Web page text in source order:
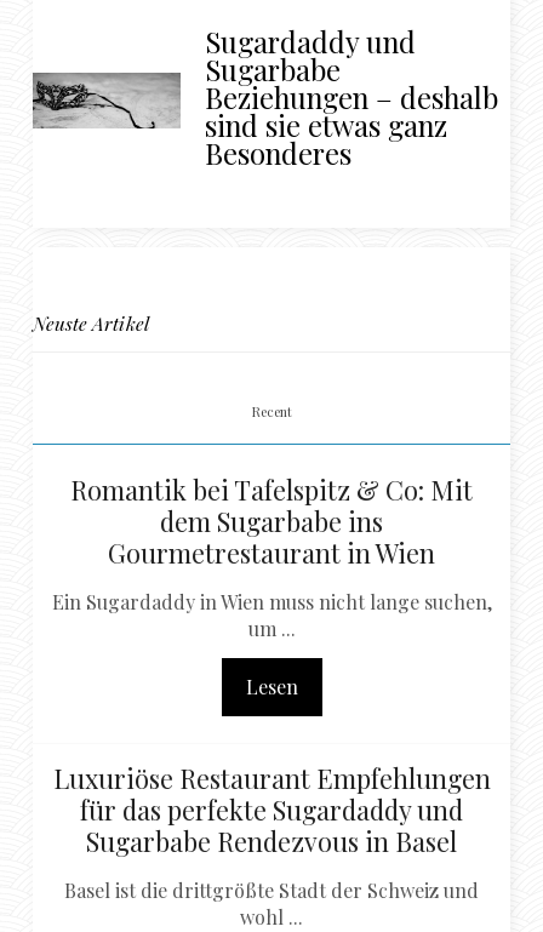
Sugardaddy und
Sugarbabe
Beziehungen – deshalb
sind sie etwas ganz
Besonderes
Neuste Artikel
Recent
Romantik bei Tafelspitz & Co: Mit
dem Sugarbabe ins
Gourmetrestaurant in Wien
Ein Sugardaddy in Wien muss nicht lange suchen,
um ...
Lesen
Luxuriöse Restaurant Empfehlungen
für das perfekte Sugardaddy und
Sugarbabe Rendezvous in Basel
Basel ist die drittgrößte Stadt der Schweiz und
wohl ...